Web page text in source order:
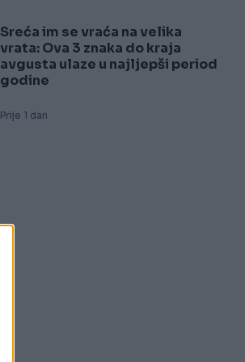
Sreća im se vraća na velika
vrata: Ova 3 znaka do kraja
avgusta ulaze u najljepši period
godine
Prije 1 dan